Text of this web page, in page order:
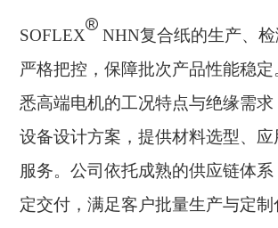
SOFLEX
®
NHN复合纸的生产、
严格把控，保障批次产品性能稳
悉高端电机的工况特点与绝缘需
设备设计方案，提供材料选型、
服务。公司依托成熟的供应链体
定交付，满足客户批量生产与定制